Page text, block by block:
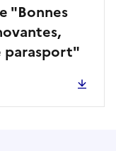
"Bonnes
parasport"